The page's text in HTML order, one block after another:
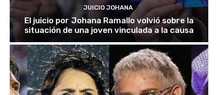
JUICIO JOHANA
El juicio por Johana Ramallo volvió sobre la
situación de una joven vinculada a la causa